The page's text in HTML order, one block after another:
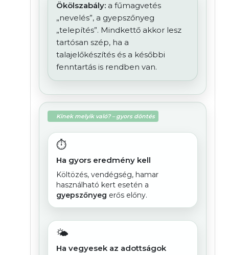
Ökölszabály: a fűmagvetés
„nevelés”, a gyepszőnyeg
„telepítés”. Mindkettő akkor lesz
tartósan szép, ha a
talajelőkészítés és a későbbi
fenntartás is rendben van.
Kinek melyik való? – gyors döntés
⏱️
Ha gyors eredmény kell
Költözés, vendégség, hamar
használható kert esetén a
gyepszőnyeg erős előny.
🌤️
Ha vegyesek az adottságok